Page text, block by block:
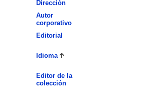
Dirección
Autor
corporativo
Editorial
Idioma
Editor de la
colección